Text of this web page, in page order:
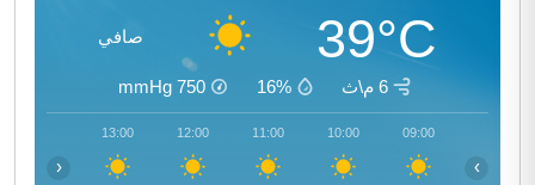
39°C صافي
6 م\ث 16%
750
mmHg
09:00
10:00
11:00
12:00
13:00
‹ ›